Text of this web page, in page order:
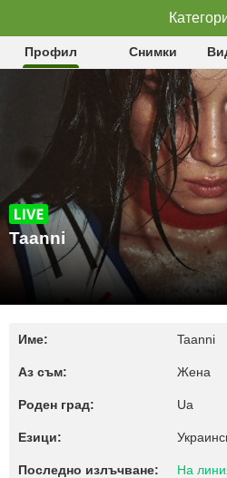
Taanni
Профил Снимки
Taanni
Име: Taanni
Аз съм: Жена
Роден град: Ua
Езици:
Последно излъчване: На